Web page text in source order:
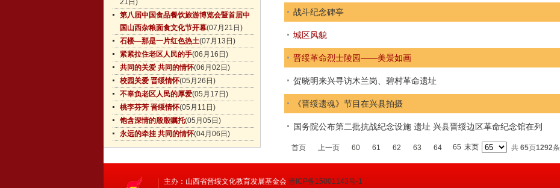
21日)
第八届中国食品餐饮旅游博览会暨首届中
国山西杂粮面食文化节开幕(07月21日)
石楼—那是一片红色热土(07月13日)
紧紧拉住老区人民的手(06月16日)
共同的关爱 共同的情怀(06月02日)
校园关爱 晋绥情怀(05月26日)
不辜负老区人民的厚爱(05月17日)
桃李芬芳 晋绥情怀(05月11日)
饱含深情的殷殷嘱托(05月05日)
永远的牵挂 共同的情怀(04月06日)
战斗纪念碑亭
城区风貌
晋绥革命烈士陵园——美景如画
贺晓明来兴寻访木兰岗、碧村革命遗址
《晋绥遗魂》节目在兴县拍摄
国务院公布第二批抗战纪念设施 遗址 兴县晋绥边区革命纪念馆在列
首页 上一页 60 61 62 63 64 65 末页 共 65页1292条
主办：山西省晋绥文化教育发展基金会 晋ICP备15001143号-1